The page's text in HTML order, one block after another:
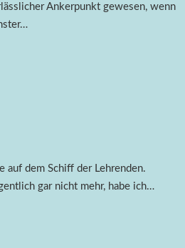
Ankerpunkt gewesen, wenn
auf dem Schiff der Lehrenden.
gar nicht mehr, habe ich…